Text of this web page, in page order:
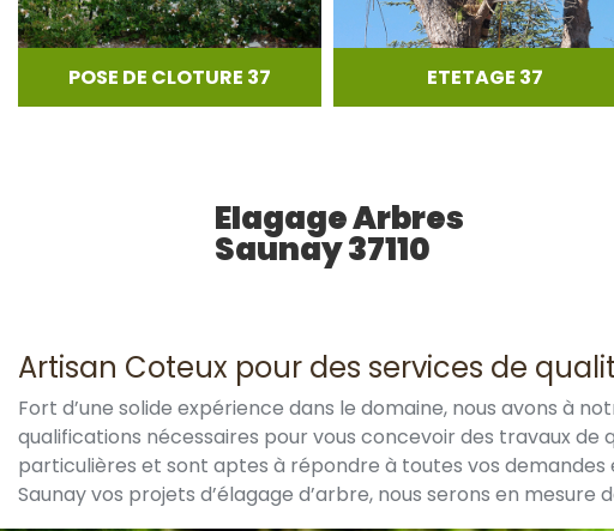
POSE DE CLOTURE 37 ETETAGE 37
Elagage Arbres
Saunay 37110
Artisan Coteux pour des services de
Fort d’une solide expérience dans le domaine, nous avons à
qualifications nécessaires pour vous concevoir des travaux de
particulières et sont aptes à répondre à toutes vos demandes
Saunay vos projets d’élagage d’arbre, nous serons en